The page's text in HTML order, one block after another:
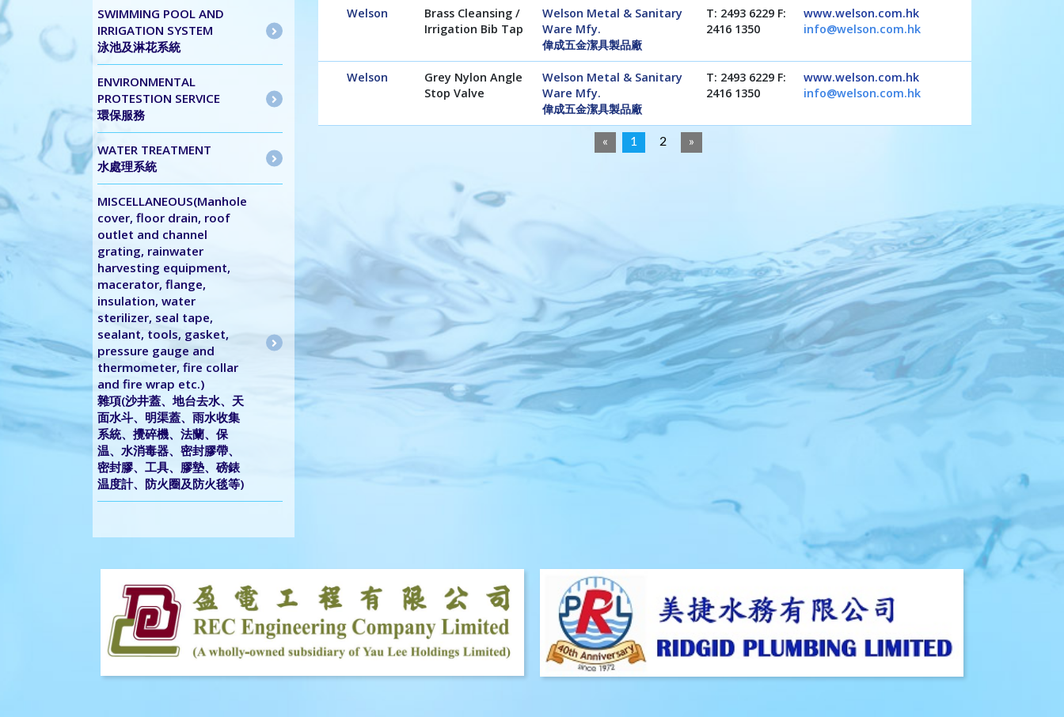
SWIMMING POOL AND
IRRIGATION SYSTEM
泳池及淋花系統
ENVIRONMENTAL
PROTESTION SERVICE
環保服務
WATER TREATMENT
水處理系統
MISCELLANEOUS(Manhole
cover, floor drain, roof
outlet and channel
grating, rainwater
harvesting equipment,
macerator, flange,
insulation, water
sterilizer, seal tape,
sealant, tools, gasket,
pressure gauge and
thermometer, fire collar
and fire wrap etc.)
雜項(沙井蓋、地台去水、天
面水斗、明渠蓋、雨水收集
系統、攪碎機、法蘭、保
温、水消毒器、密封膠帶、
密封膠、工具、膠墊、磅錶
温度計、防火圈及防火毯等)
Welson
Brass Cleansing /
Irrigation Bib Tap
Welson Metal & Sanitary
Ware Mfy.
偉成五金潔具製品廠
T: 2493 6229 F:
2416 1350
www.welson.com.hk
info@welson.com.hk
Welson
Grey Nylon Angle
Stop Valve
Welson Metal & Sanitary
Ware Mfy.
偉成五金潔具製品廠
T: 2493 6229 F:
2416 1350
www.welson.com.hk
info@welson.com.hk
« 1 2 »